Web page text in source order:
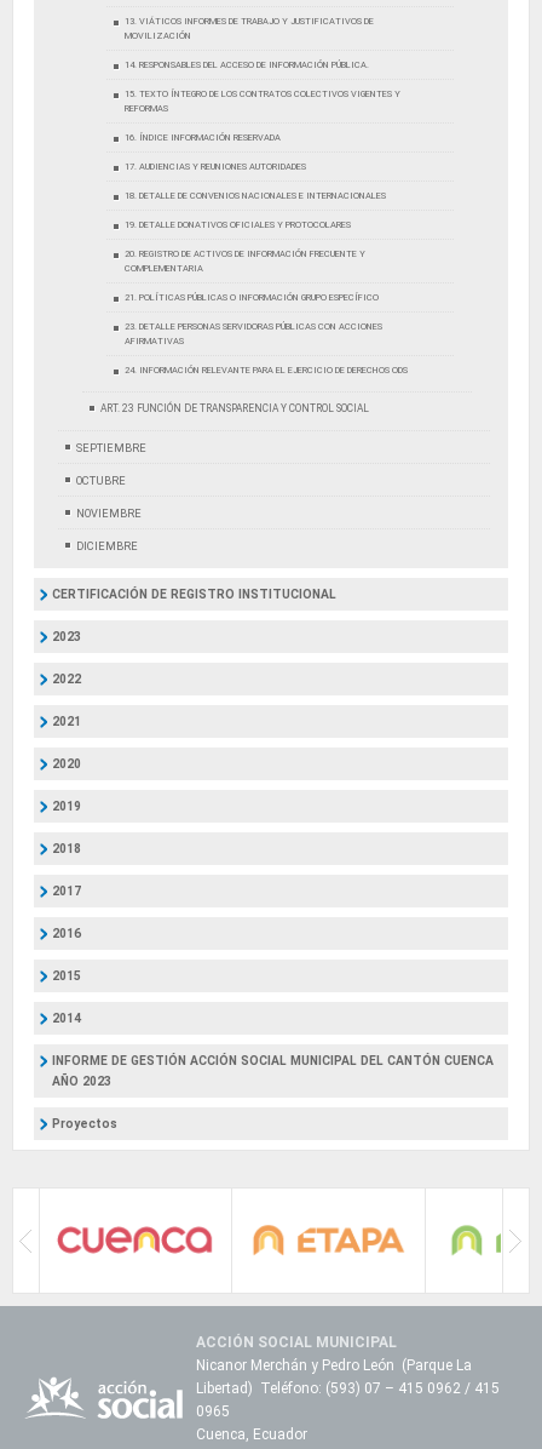
13. VIÁTICOS INFORMES DE TRABAJO Y JUSTIFICATIVOS DE
MOVILIZACIÓN
14. RESPONSABLES DEL ACCESO DE INFORMACIÓN PÚBLICA.
15. TEXTO ÍNTEGRO DE LOS CONTRATOS COLECTIVOS VIGENTES Y
REFORMAS
16. ÍNDICE INFORMACIÓN RESERVADA
17. AUDIENCIAS Y REUNIONES AUTORIDADES
18. DETALLE DE CONVENIOS NACIONALES E INTERNACIONALES
19. DETALLE DONATIVOS OFICIALES Y PROTOCOLARES
20. REGISTRO DE ACTIVOS DE INFORMACIÓN FRECUENTE Y
COMPLEMENTARIA
21. POLÍTICAS PÚBLICAS O INFORMACIÓN GRUPO ESPECÍFICO
23. DETALLE PERSONAS SERVIDORAS PÚBLICAS CON ACCIONES
AFIRMATIVAS
24. INFORMACIÓN RELEVANTE PARA EL EJERCICIO DE DERECHOS ODS
ART. 23 FUNCIÓN DE TRANSPARENCIA Y CONTROL SOCIAL
SEPTIEMBRE
OCTUBRE
NOVIEMBRE
DICIEMBRE
CERTIFICACIÓN DE REGISTRO INSTITUCIONAL
2023
2022
2021
2020
2019
2018
2017
2016
2015
2014
INFORME DE GESTIÓN ACCIÓN SOCIAL MUNICIPAL DEL CANTÓN CUENCA
AÑO 2023
Proyectos
ACCIÓN SOCIAL MUNICIPAL
Nicanor Merchán y Pedro León (Parque La
Libertad) Teléfono: (593) 07 – 415 0962 / 415
0965
Cuenca, Ecuador